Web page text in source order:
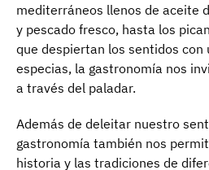
mediterráneos llenos de aceite
y pescado fresco, hasta los
que despiertan los sentidos con
especias, la gastronomía nos
a través del paladar.
Además de deleitar nuestro
gastronomía también nos
historia y las tradiciones de